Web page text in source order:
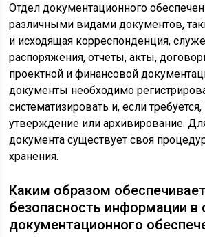
Отдел документационного
различными видами документов,
и исходящая корреспонденция,
распоряжения, отчеты, акты,
проектной и финансовой
документы необходимо
систематизировать и, если
утверждение или архивирование.
документа существует своя
хранения.
Каким образом
безопасность информации в
документационного